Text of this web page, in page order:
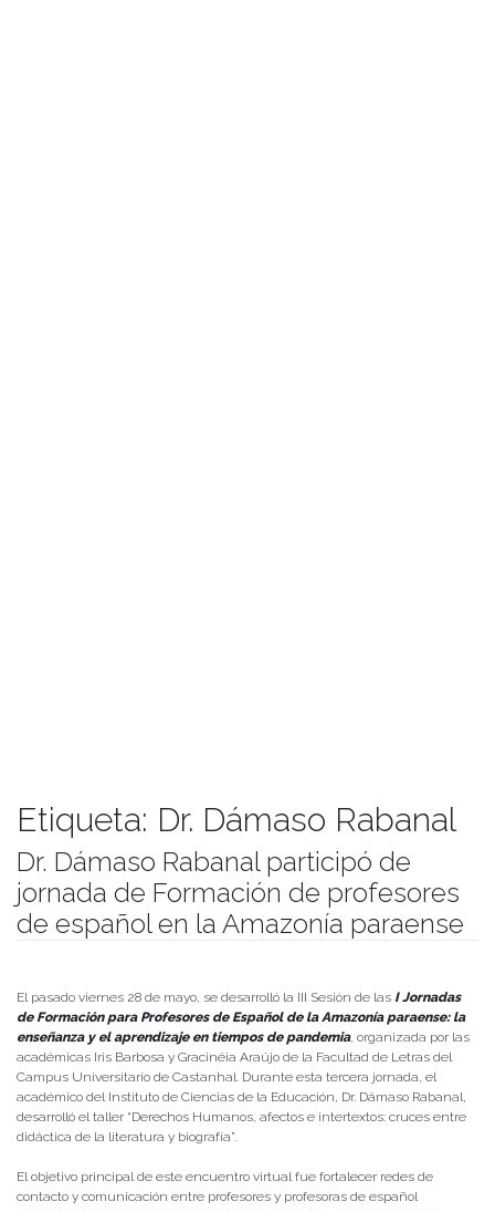
Etiqueta: Dr. Dámaso Rabanal
Dr. Dámaso Rabanal participó de
jornada de Formación de profesores
de español en la Amazonía paraense
El pasado viernes 28 de mayo, se desarrolló la III Sesión de las I Jornadas
de Formación para Profesores de Español de la Amazonía paraense: la
enseñanza y el aprendizaje en tiempos de pandemia, organizada por las
académicas Iris Barbosa y Gracinéia Araújo de la Facultad de Letras del
Campus Universitario de Castanhal. Durante esta tercera jornada, el
académico del Instituto de Ciencias de la Educación, Dr. Dámaso Rabanal,
desarrolló el taller “Derechos Humanos, afectos e intertextos: cruces entre
didáctica de la literatura y biografía”.
El objetivo principal de este encuentro virtual fue fortalecer redes de
contacto y comunicación entre profesores y profesoras de español